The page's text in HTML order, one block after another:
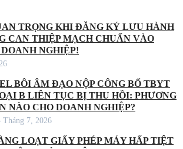
TRỌNG KHI ĐĂNG KÝ LƯU HÀNH
CAN THIỆP MẠCH CHUẨN VÀO
NGHIỆP!
BÔI ÂM ĐẠO NỘP CÔNG BỐ TBYT
B LIÊN TỤC BỊ THU HỒI: PHƯƠNG
NÀO CHO DOANH NGHIỆP?
Tháng 7, 2026
LOẠT GIẤY PHÉP MÁY HẤP TIỆT